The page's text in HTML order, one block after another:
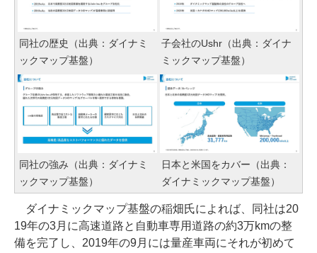
同社の歴史（出典：ダイナミ
ックマップ基盤）
子会社のUshr（出典：ダイナ
ミックマップ基盤）
同社の強み（出典：ダイナミ
ックマップ基盤）
日本と米国をカバー（出典：
ダイナミックマップ基盤）
ダイナミックマップ基盤の稲畑氏によれば、同社は20
19年の3月に高速道路と自動車専用道路の約3万kmの整
備を完了し、2019年の9月には量産車両にそれが初めて